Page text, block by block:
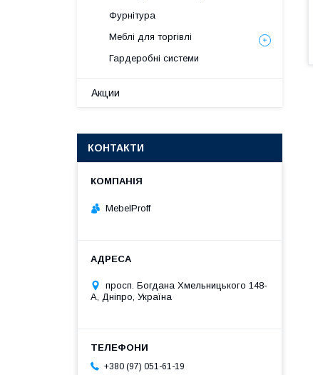
Фурнітура
Меблі для торгівлі
Гардеробні системи
Акции
КОНТАКТИ
MebelProff
просп. Богдана Хмельницького 148-
А, Дніпро, Україна
+380 (97) 051-61-19